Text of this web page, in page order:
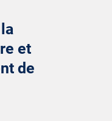
et
de